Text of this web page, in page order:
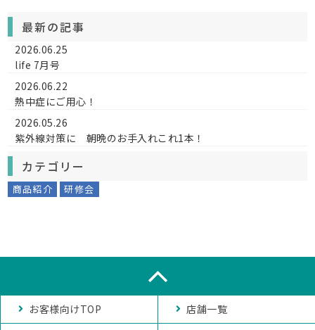
最新の記事
2026.06.25
life 7月号
2026.06.22
熱中症にご用心！
2026.05.26
紫外線対策に 朝晩のお手入れこれ1本！
カテゴリー
商品紹介 研修会
お客様向けTOP 店舗一覧